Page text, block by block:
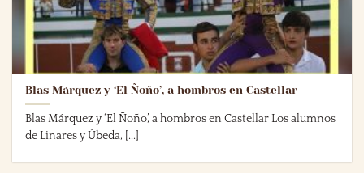
Blas Márquez y ‘El Ñoño’, a hombros en Castellar
Blas Márquez y ‘El Ñoño’, a hombros en Castellar Los alumnos
de Linares y Úbeda, [...]